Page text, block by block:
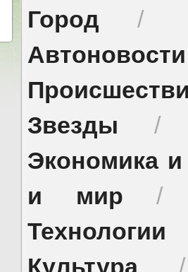
Город /
Автоновости
Звезды
Экономика
и мир
Технологии